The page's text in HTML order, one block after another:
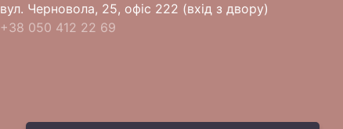
вул. Черновола, 25, офіс 222 (вхід з двору)
+38 050 412 22 69